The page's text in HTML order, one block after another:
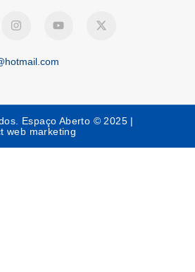
Espaço Aberto © 2025 |
web marketing